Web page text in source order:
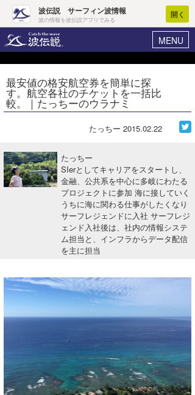
波伝説 サーフィン波情報
波の情報を波伝説アプリでみる
開く
MENU
ヘルプ マイホーム
ログイン
WAVE HUNTER波予想ツール
気象情報
サーフィンエリアガイド
今月のプレゼント
最安値の格安航空券を簡単に探
す。航空各社のチケットを一括比
較。｜たっちーのウラナミ
たっちー 2015.02.22
たっちー
SIerとしてキャリアをスタートし、
金融、公共系を中心に多岐にわたる
プロジェクトに参加 海に接していく
うちに海に関わる仕事がしたくなり
サーフレジェンドに入社 サーフレジ
ェンド入社後は、社内の情報システ
ム担当と、インフラからデータ配信
を主に担当
Core Surf Japan
コンテスト
ファッション/グッズ
アート＆エンタメ
コラム
ショップ情報
ショップ情報
湘南
千葉北
千葉南
大阪
お知らせ
その他